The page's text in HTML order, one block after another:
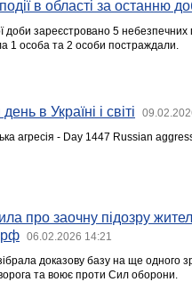
в області за останню
доби зареєстровано 5
1 особа та 2 особи постраждали.
в Україні і світі
агресія - Day 1447 Russian
про заочну підозру
рф
06.02.2026 14:21
доказову базу на ще одного
та воює проти Сил оборони.